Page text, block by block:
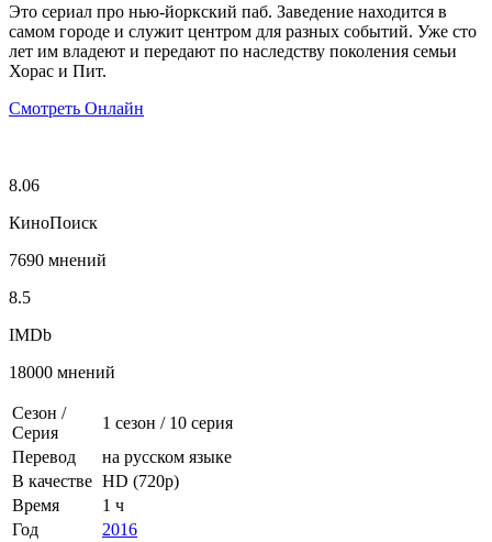
Это сериал про нью-йоркский паб. Заведение находится в
самом городе и служит центром для разных событий. Уже сто
лет им владеют и передают по наследству поколения семьи
Хорас и Пит.
Смотреть Онлайн
8.06
КиноПоиск
7690 мнений
8.5
IMDb
18000 мнений
Сезон /
Серия
1 сезон / 10 серия
Перевод
на русском языке
В качестве HD (720p)
Время
1 ч
Год
2016